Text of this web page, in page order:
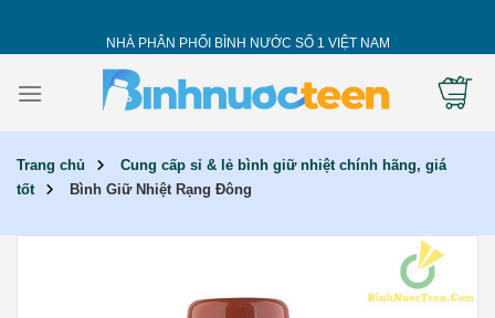
NHÀ PHÂN PHỐI BÌNH NƯỚC SỐ 1 VIỆT NAM
Trang chủ
Cung cấp sỉ & lẻ bình giữ nhiệt chính hãng, giá
tốt
Bình Giữ Nhiệt Rạng Đông